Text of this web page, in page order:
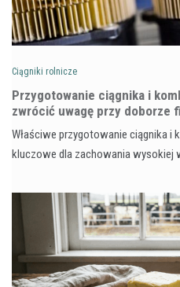
Ciągniki rolnicze
Przygotowanie ciągnika i
zwrócić uwagę przy doborze
Właściwe przygotowanie ciągnika
kluczowe dla zachowania wysokiej